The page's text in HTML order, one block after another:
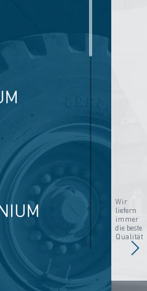
Wir
liefern
immer
die beste
Qualität